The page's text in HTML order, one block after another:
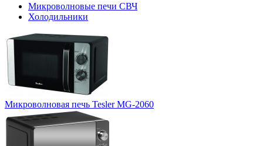
Микроволновые печи СВЧ
Холодильники
Микроволновая печь Tesler MG-2060